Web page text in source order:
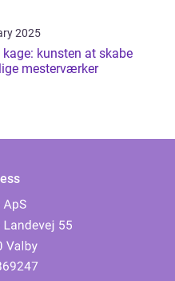
2025
kunsten at skabe
mesterværker